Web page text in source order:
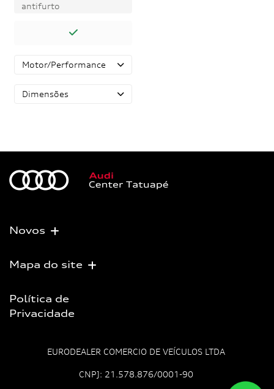
antifurto
Motor/Performance
Dimensões
Novos
Mapa do site
Política de
Privacidade
EURODEALER COMERCIO DE VEÍCULOS LTDA
CNPJ: 21.578.876/0001-90